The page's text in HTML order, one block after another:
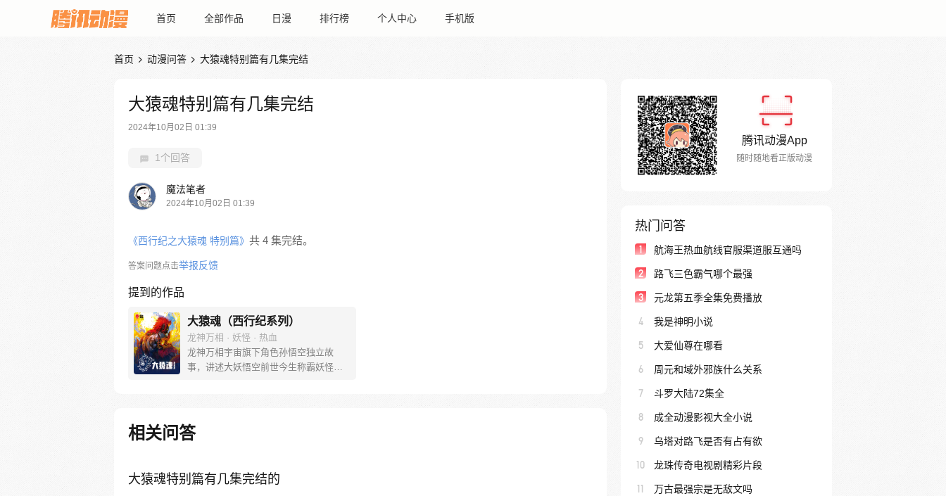
首页 全部作品 日漫 排行榜 个人中心 手机版
首页  动漫问答  大猿魂特别篇有几集完结
大猿魂特别篇有几集完结
2024年10月02日 01:39
1个回答
魔法笔者
2024年10月02日 01:39
《西行纪之大猿魂 特别篇》 共 4 集完结。
答案问题点击举报反馈
提到的作品
大猿魂（西行纪系列）
龙神万相 · 妖怪 · 热血
龙神万相宇宙旗下角色孙悟空独立故
事，讲述大妖悟空前世今生称霸妖怪大
入暗魂无法再守护重要之人…六十年
后，他再次破石而出，背负着守护族人
成为猴群之王，但故事仍在继续…
相关问答
大猿魂特别篇有几集完结的
腾讯动漫App
随时随地看正版动漫
热门问答
1 航海王热血航线官服渠道服互通吗
2 路飞三色霸气哪个最强
3 元龙第五季全集免费播放
4 我是神明小说
5 大爱仙尊在哪看
6 周元和域外邪族什么关系
7 斗罗大陆72集全
8 成全动漫影视大全小说
9 乌塔对路飞是否有占有欲
10 龙珠传奇电视剧精彩片段
11 万古最强宗是无敌文吗